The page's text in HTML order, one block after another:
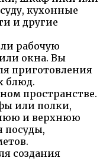
кухонные
и другие
рабочую
окна. Вы
приготовления
блюд.
пространстве.
или полки,
и верхнюю
посуды,
создания